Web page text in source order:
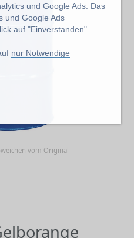
und Google Ads. Das
und Google Ads
auf "Einverstanden".
nur Notwendige
vom Original